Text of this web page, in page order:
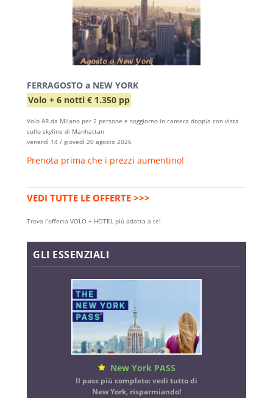
FERRAGOSTO a NEW YORK
Volo + 6 notti € 1.350 pp
Volo AR da Milano per 2 persone e soggiorno in camera doppia con vista
sullo skyline di Manhattan
venerdì 14 / giovedì 20 agosto 2026
Prenota prima che i prezzi aumentino!
VEDI TUTTE LE OFFERTE >>>
Trova l’offerta VOLO + HOTEL più adatta a te!
GLI ESSENZIALI
New York PASS
Il pass più completo: vedi tutto di
New York, risparmiando!